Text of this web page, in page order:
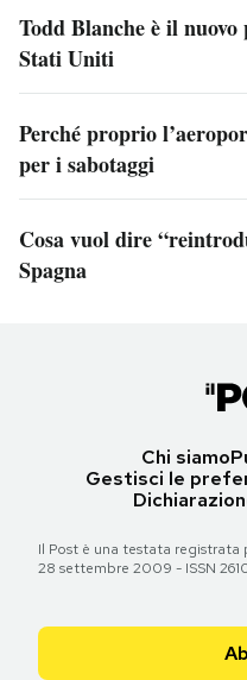
Todd Blanche è il
Stati Uniti
Perché proprio
per i sabotaggi
Cosa vuol dire
Spagna
Chi siamo
Gestisci le
Il Post è una testata registrata
28 settembre 2009 - ISSN